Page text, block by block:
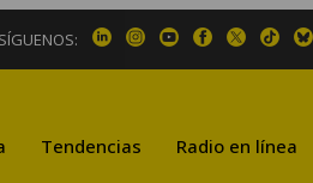
SÍGUENOS:
Tendencias Radio en línea